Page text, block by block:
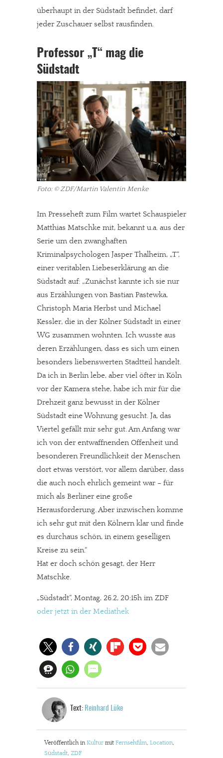
In eigener Sache
Dir gefällt unsere Arbeit?
meinesuedstadt.de finanziert sich durch Partnerprofile und
überhaupt in der Südstadt befindet, darf
jeder Zuschauer selbst rausfinden.
Professor „T“ mag die
Südstadt
Foto: © ZDF/Martin Valentin Menke
Im Presseheft zum Film wartet Schauspieler
Matthias Matschke mit, bekannt u.a. aus der
Serie um den zwanghaften
Kriminalpsychologen Jasper Thalheim, „T“,
einer veritablen Liebeserklärung an die
Südstadt auf: „Zunächst kannte ich sie nur
aus Erzählungen von Bastian Pastewka,
Christoph Maria Herbst und Michael
Kessler, die in der Kölner Südstadt in einer
WG zusammen wohnten. Ich wusste aus
deren Erzählungen, dass es sich um einen
besonders liebenswerten Stadtteil handelt.
Da ich in Berlin lebe, aber viel öfter in Köln
vor der Kamera stehe, habe ich mir für die
Drehzeit ganz bewusst in der Kölner
Südstadt eine Wohnung gesucht. Ja, das
Viertel gefällt mir sehr gut. Am Anfang war
ich von der entwaffnenden Offenheit und
besonderen Freundlichkeit der Menschen
dort etwas verstört, vor allem darüber, dass
die auch noch ehrlich gemeint war – für
mich als Berliner eine große
Herausforderung. Aber inzwischen komme
ich sehr gut mit den Kölnern klar und finde
es durchaus schön, in einem geselligen
Kreise zu sein.“
Hat er doch schön gesagt, der Herr
Matschke.
„Südstadt“, Montag, 26.2, 20:15h im ZDF
oder jetzt in der Mediathek
Text: Reinhard Lüke
Veröffentlich in Kultur mit Fernsehfilm, Location,
Südstadt, ZDF